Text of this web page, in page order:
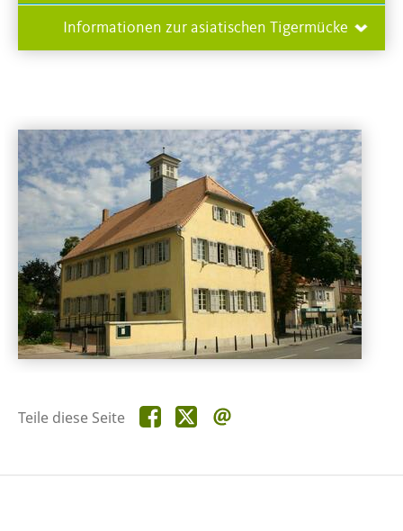
Informationen zur asiatischen Tigermücke
Teile diese Seite Teile
diese
Teile
diese